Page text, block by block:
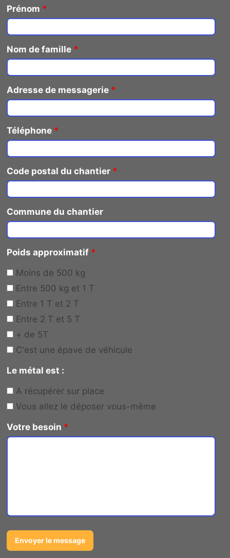
Prénom *
Nom de famille *
Adresse de messagerie *
Téléphone *
Code postal du chantier *
Commune du chantier
Poids approximatif *
Moins de 500 kg
Entre 500 kg et 1 T
Entre 1 T et 2 T
Entre 2 T et 5 T
+ de 5T
C'est une épave de véhicule
Le métal est :
A récupérer sur place
Vous allez le déposer vous-même
Votre besoin *